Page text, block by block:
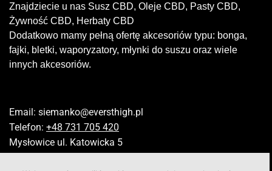
Znajdziecie u nas Susz CBD, Oleje CBD, Pasty CBD,
Żywność CBD, Herbaty CBD
Dodatkowo mamy pełną ofertę akcesoriów typu: bonga,
fajki, bletki, waporyzatory, młynki do suszu oraz wiele
innych akcesoriów.
Email: siemanko@eversthigh.pl
Telefon: +48 731 705 420
Mysłowice ul. Katowicka 5